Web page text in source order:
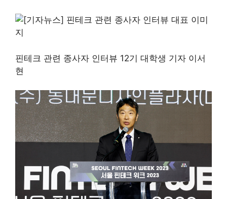
핀테크 관련 종사자 인터뷰 12기 대학생 기자 이서
현